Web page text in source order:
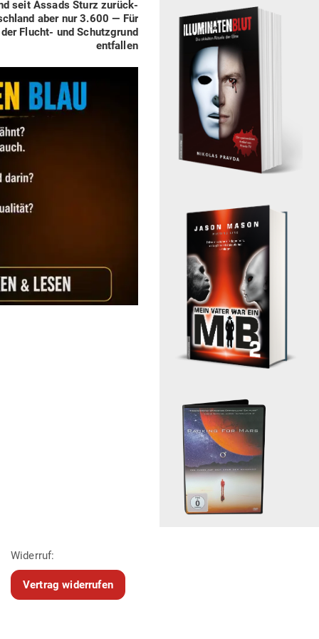
seit Assads Sturz zurück­
aber nur 3.600 — Für
Flucht- und Schutz­grund
entfallen
Widerruf:
Vertrag widerrufen